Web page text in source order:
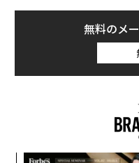
業12%とあるように、
事業は紛れもなく航空
さらに東京オリンピッ
航空事業拡大を念頭に
も考えると、新型コロ
無料のメ